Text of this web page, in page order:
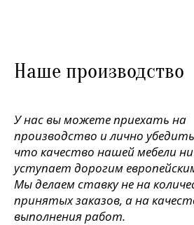
Наше производство
У нас вы можете приехать на
производство и лично
что качество нашей мебели
уступает дорогим
Мы делаем ставку не на
принятых заказов, а на
выполнения работ.